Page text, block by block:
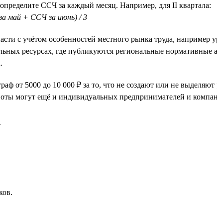
ССЧ за каждый месяц. Например, для II квартала:
май + ССЧ за июнь) / 3
с учётом особенностей местного рынка труда,
ресурсах, где публикуются региональные нормативные
от 5000 до 10 000 ₽ за то, что не создают или не выделяют
могут ещё и индивидуальных предпринимателей и